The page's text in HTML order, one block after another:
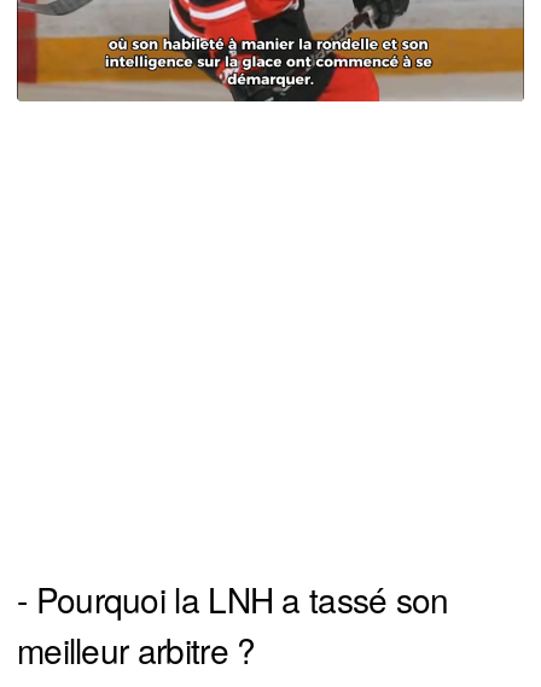
- Pourquoi la LNH a tassé son
meilleur arbitre ?